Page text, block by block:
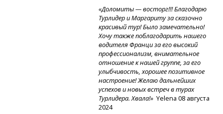
«Доломиты — восторг!!! Благодарю
Турлидер и Маргариту за сказочно
красивый тур! Было замечательно!
Хочу также поблагодарить нашего
водителя Франци за его высокий
профессионализм, внимательное
отношение к нашей группе, за его
улыбчивость, хорошее позитивное
настроение! Желаю дальнейших
успехов и новых встреч в турах
Турлидера. Хвала!» Yelena 08 августа
2024